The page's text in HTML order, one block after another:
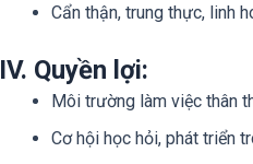
Cẩn thận, trung thực, linh
IV. Quyền lợi:
Môi trường làm việc thân
Cơ hội học hỏi, phát triển